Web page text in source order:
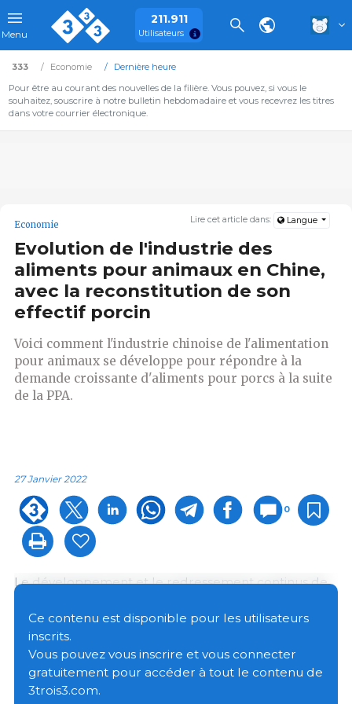
Menu
211.911
Utilisateurs
333 Economie
Dernière heure
Pour être au courant des nouvelles de la filière. Vous pouvez, si vous le
souhaitez, souscrire à notre bulletin hebdomadaire et vous recevrez les titres
dans votre courrier électronique.
Lire cet article dans: Langue
Economie
Evolution de l'industrie des
aliments pour animaux en Chine,
avec la reconstitution de son
effectif porcin
Voici comment l'industrie chinoise de l'alimentation
pour animaux se développe pour répondre à la
demande croissante d'aliments pour porcs à la suite
de la PPA.
27 Janvier 2022
0
Le développement et le redressement continus de
entraînent une demande croissante du marché pour
les aliments pour porcs. Selon une analyse de
Huaon, en septembre 2021, l’effectif porcinde la
Chine s'élevait à 437,64 millions de têtes, soit une
augmentation de 18,2% de janvier à septembre 2020.
Ce contenu est disponible pour les utilisateurs
inscrits.
Vous pouvez vous inscrire et vous connecter
gratuitement pour accéder à tout le contenu de
3trois3.com.